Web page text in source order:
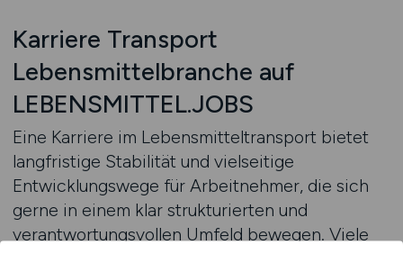
Karriere Transport
Lebensmittelbranche auf
LEBENSMITTEL.JOBS
Eine Karriere im Lebensmitteltransport bietet
langfristige Stabilität und vielseitige
Entwicklungswege für Arbeitnehmer, die sich
gerne in einem klar strukturierten und
verantwortungsvollen Umfeld bewegen. Viele